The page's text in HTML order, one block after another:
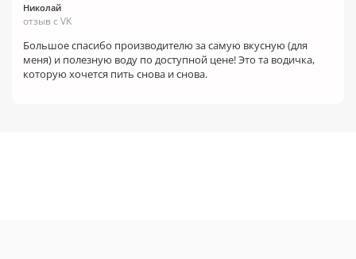
Николай
отзыв с VK
Большое спасибо производителю за самую вкусную (для
меня) и полезную воду по доступной цене! Это та водичка,
которую хочется пить снова и снова.